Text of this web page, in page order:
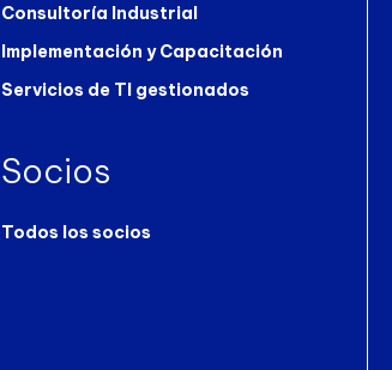
Consultoría Industrial
Implementación y Capacitación
Servicios de TI gestionados
Socios
Todos los socios